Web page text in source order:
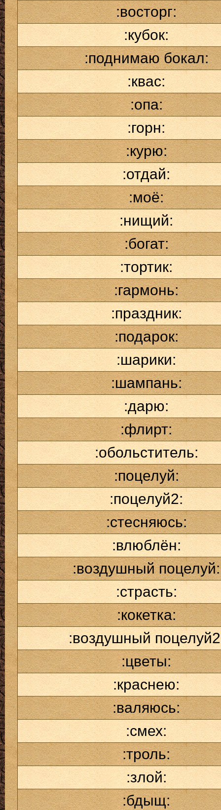
:восторг:
:кубок:
:поднимаю бокал:
:квас:
:опа:
:горн:
:курю:
:отдай:
:моё:
:нищий:
:богат:
:тортик:
:гармонь:
:праздник:
:подарок:
:шарики:
:шампань:
:дарю:
:флирт:
:обольститель:
:поцелуй:
:поцелуй2:
:стесняюсь:
:влюблён:
:воздушный поцелуй:
:страсть:
:кокетка:
:воздушный
:цветы:
:краснею:
:валяюсь:
:смех:
:троль:
:злой:
:бдыщ: